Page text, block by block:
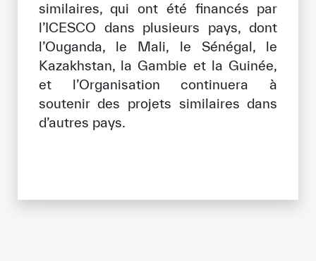
similaires, qui ont été financés par
l’ICESCO dans plusieurs pays, dont
l’Ouganda, le Mali, le Sénégal, le
Kazakhstan, la Gambie et la Guinée,
et l’Organisation continuera à
soutenir des projets similaires dans
d’autres pays.